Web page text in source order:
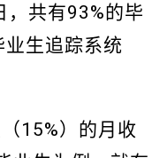
共有93%的毕
生追踪系统
15%）的月收